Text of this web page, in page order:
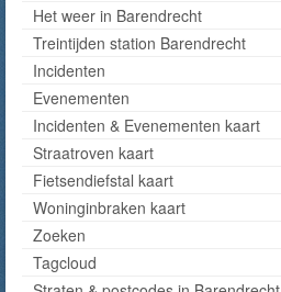
Het weer in Barendrecht
Treintijden station Barendrecht
Incidenten
Evenementen
Incidenten & Evenementen kaart
Straatroven kaart
Fietsendiefstal kaart
Woninginbraken kaart
Zoeken
Tagcloud